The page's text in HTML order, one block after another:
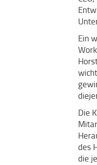
Ein
Die
des
die